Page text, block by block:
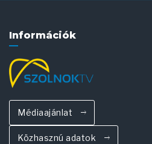
Információk
Médiaajánlat
Közhasznú adatok